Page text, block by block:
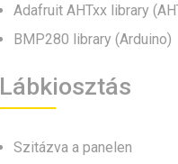
Adafruit AHTxx library
BMP280 library (Arduino)
Lábkiosztás
Szitázva a panelen